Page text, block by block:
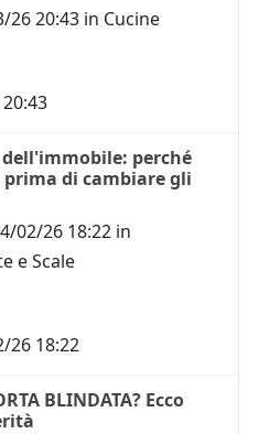
26 20:43 in Cucine
perché
prima di cambiare gli
02/26 18:22 in
e Scale
26 18:22
BLINDATA? Ecco